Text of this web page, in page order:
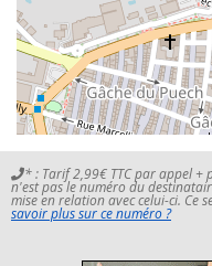
* : Tarif 2,99€ TTC par appel +
n'est pas le numéro du
mise en relation avec celui-ci. Ce
savoir plus sur ce numéro ?